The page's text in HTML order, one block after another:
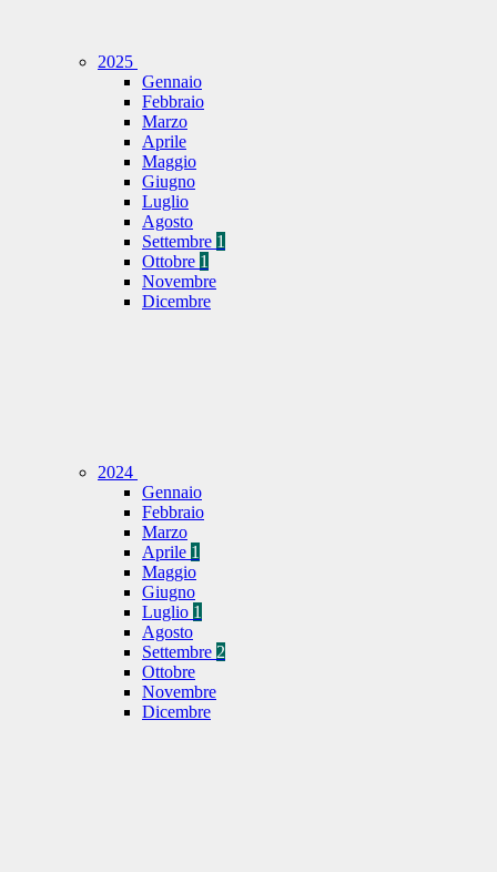
2025
Gennaio
Febbraio
Marzo
Aprile
Maggio
Giugno
Luglio
Agosto
Settembre 1
Ottobre 1
Novembre
Dicembre
2024
Gennaio
Febbraio
Marzo
Aprile 1
Maggio
Giugno
Luglio 1
Agosto
Settembre 2
Ottobre
Novembre
Dicembre